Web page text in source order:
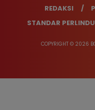
REDAKSI
STANDAR
COPYRIGHT © 2026